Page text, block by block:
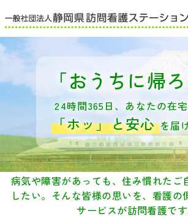
HOME
協議会概要
研修・講演会
お知らせ
申込・届出書
書式 ダウンロード
「おうちに帰ろ
24時間365日、あなたの在
「ホッ」と安心を届
病気や障害があっても、住み慣れたご
したい。 そんな皆様の思いを、看護の
サービスが訪問看護です